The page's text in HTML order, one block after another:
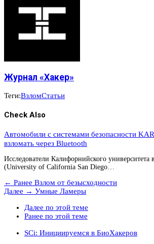
Журнал «Хакер»
Теги:ВзломСтатьи
Check Also
Автомобили с системами безопасности
взломать через Bluetooth
Исследователи Калифорнийского университета
(University of California San Diego…
← Ранее Взлом от безысходности
Далее → Умные Ламеры
Далее по этой теме
Ранее по этой теме
SCi: Инициируемся в БиоХакеров